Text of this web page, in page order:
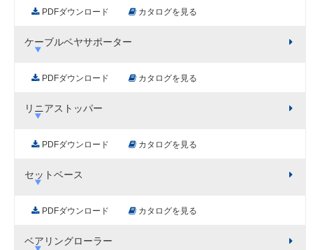
PDFダウンロード カタログを見る
ケーブルベヤサポーター
PDFダウンロード カタログを見る
リニアストッパー
PDFダウンロード カタログを見る
セットベース
PDFダウンロード カタログを見る
ベアリングローラー